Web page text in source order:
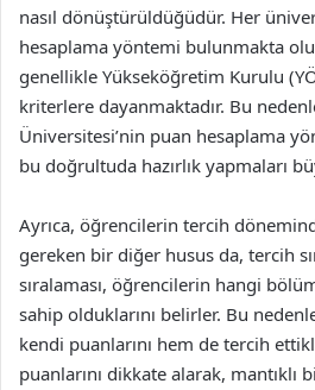
nasıl dönüştürüldüğüdür. Her
hesaplama yöntemi bulunmakta
genellikle Yükseköğretim Kurulu
kriterlere dayanmaktadır. Bu
Üniversitesi’nin puan hesaplama
bu doğrultuda hazırlık yapmaları
Ayrıca, öğrencilerin tercih
gereken bir diğer husus da, tercih
sıralaması, öğrencilerin hangi
sahip olduklarını belirler. Bu
kendi puanlarını hem de tercih
puanlarını dikkate alarak, mantıklı